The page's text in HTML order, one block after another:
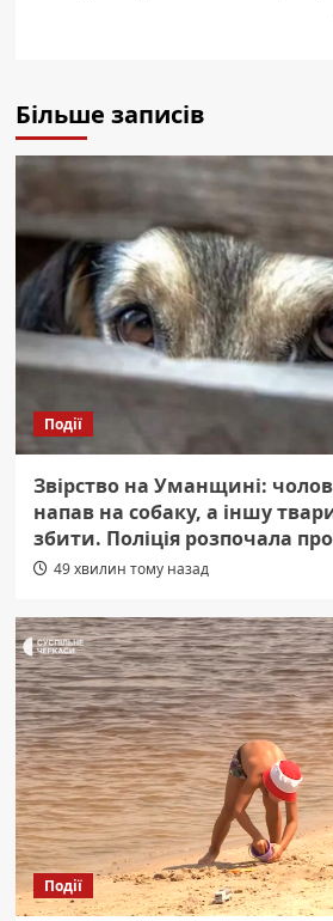
Більше записів
Події
Звірство на Уманщині:
напав на собаку, а іншу
збити. Поліція розпочала
49 хвилин тому назад
Події